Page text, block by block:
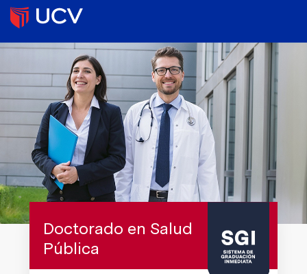
Doctorado en Salud
Pública